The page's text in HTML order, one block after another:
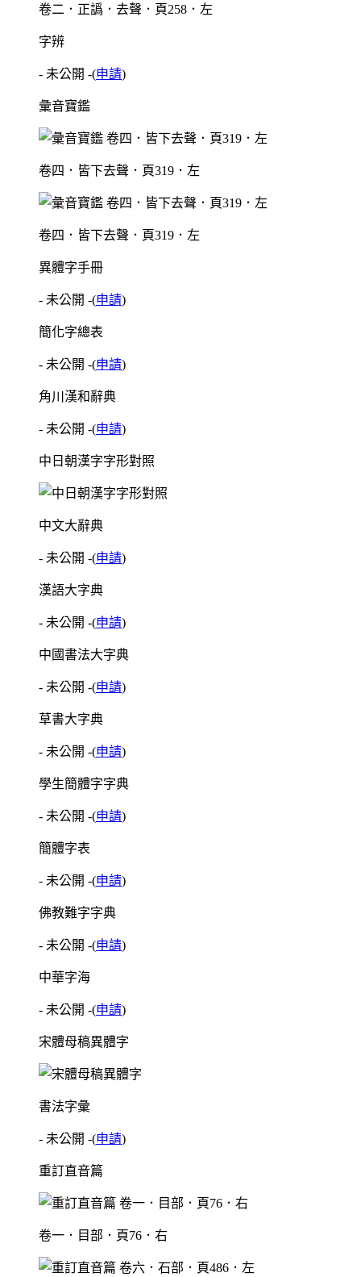
卷二．正譌．去聲．頁258．左
字辨
- 未公開 -(申請)
彙音寶鑑
卷四．皆下去聲．頁319．左
卷四．皆下去聲．頁319．左
異體字手冊
- 未公開 -(申請)
簡化字總表
- 未公開 -(申請)
角川漢和辭典
- 未公開 -(申請)
中日朝漢字字形對照
中文大辭典
- 未公開 -(申請)
漢語大字典
- 未公開 -(申請)
中國書法大字典
- 未公開 -(申請)
草書大字典
- 未公開 -(申請)
學生簡體字字典
- 未公開 -(申請)
簡體字表
- 未公開 -(申請)
佛教難字字典
- 未公開 -(申請)
中華字海
- 未公開 -(申請)
宋體母稿異體字
書法字彙
- 未公開 -(申請)
重訂直音篇
卷一．目部．頁76．右